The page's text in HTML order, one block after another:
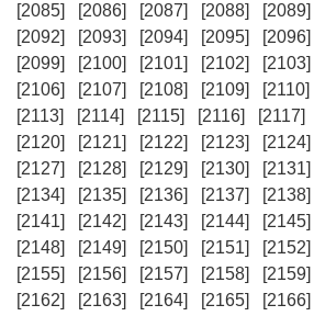
[2085]
[2086] [2087] [2088] [2089]
[2092]
[2093] [2094] [2095] [2096]
[2099]
[2100] [2101] [2102] [2103]
[2106]
[2107] [2108] [2109] [2110]
[2113]
[2114] [2115] [2116] [2117]
[2120]
[2121] [2122] [2123] [2124]
[2127]
[2128] [2129] [2130] [2131]
[2134]
[2135] [2136] [2137] [2138]
[2141]
[2142] [2143] [2144] [2145]
[2148]
[2149] [2150] [2151] [2152]
[2155]
[2156] [2157] [2158] [2159]
[2162]
[2163] [2164] [2165] [2166]